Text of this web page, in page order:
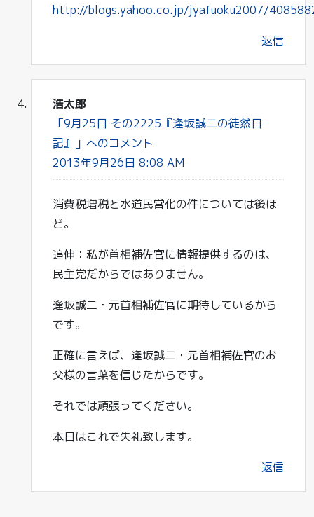
http://blogs.yahoo.co.jp/jyafuoku2007/
返信
浩太郎
「9月25日 その2225『逢坂誠二の徒然日
記』」へのコメント
2013年9月26日 8:08 AM
消費税増税と水道民営化の件については後ほ
ど。
追伸：私が首相補佐官に情報提供するのは、
民主党だからではありません。
逢坂誠二・元首相補佐官に期待しているから
です。
正確に言えば、逢坂誠二・元首相補佐官のお
父様の言葉を信じたからです。
それでは頑張ってください。
本日はこれで失礼致します。
返信